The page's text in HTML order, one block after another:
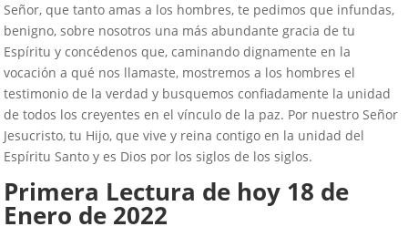
Señor, que tanto amas a los hombres, te pedimos que infundas,
benigno, sobre nosotros una más abundante gracia de tu
Espíritu y concédenos que, caminando dignamente en la
vocación a qué nos llamaste, mostremos a los hombres el
testimonio de la verdad y busquemos confiadamente la unidad
de todos los creyentes en el vínculo de la paz. Por nuestro Señor
Jesucristo, tu Hijo, que vive y reina contigo en la unidad del
Espíritu Santo y es Dios por los siglos de los siglos.
Primera Lectura de hoy 18 de
Enero de 2022